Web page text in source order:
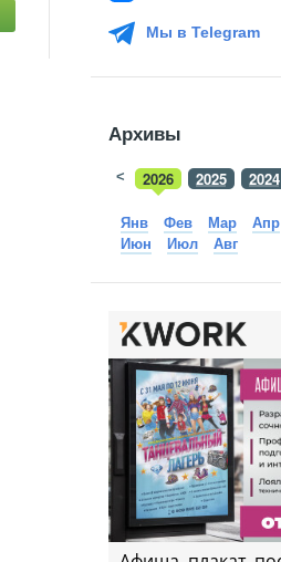
Мы в Telegram
Архивы
2026 2025 2024
<
Янв Фев Мар Апр
Июн
Июл Авг